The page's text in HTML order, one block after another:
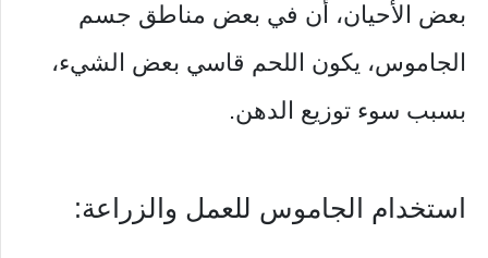
بعض الأحيان، أن في بعض مناطق جسم
الجاموس، يكون اللحم قاسي بعض الشيء،
بسبب سوء توزيع الدهن.
استخدام الجاموس للعمل والزراعة: